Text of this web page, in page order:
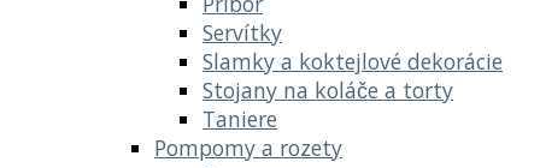
Servítky
Slamky a koktejlové dekorácie
Stojany na koláče a torty
Taniere
Pompomy a rozety